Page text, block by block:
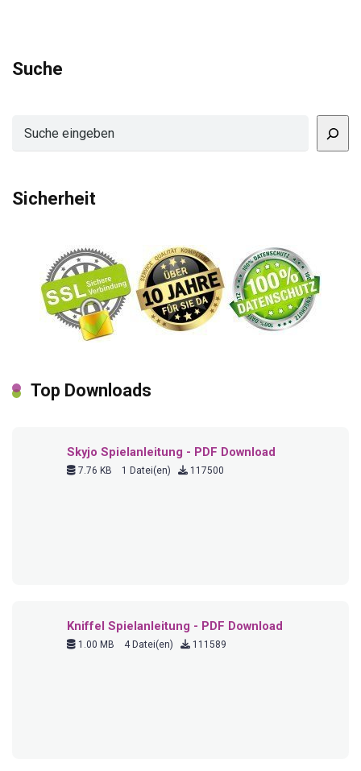
Suche
Sicherheit
Top Downloads
Skyjo Spielanleitung - PDF Download
7.76 KB 1 Datei(en) 117500
Kniffel Spielanleitung - PDF Download
1.00 MB 4 Datei(en) 111589